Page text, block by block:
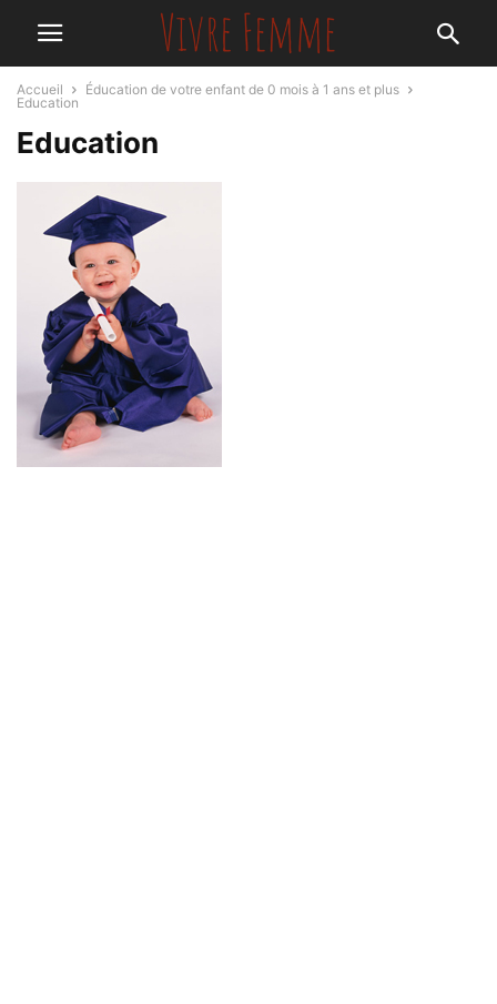
Accueil
Éducation de votre enfant de 0 mois à 1 ans et plus
Education
Education